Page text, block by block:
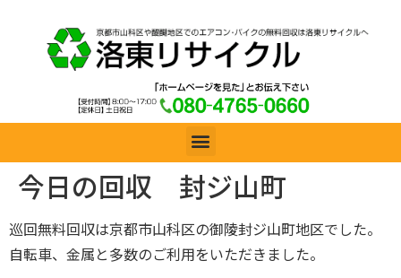
今日の回収 封ジ山町
巡回無料回収は京都市山科区の御陵封ジ山町地区でした。
自転車、金属と多数のご利用をいただきました。